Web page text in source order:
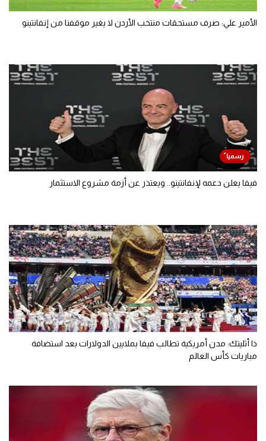
الأمير علي: صرف مستحقات منتخب الأردن لا يغير موقفنا من إنفانتينو
فيفا يعلن دعمه لإنفانتينو.. ويعتذر عن أزمة مشروع الاستثمار
ذا أثليتك: مدن أمريكية تطالب فيفا بملايين الدولارات بعد استضافة
مباريات كأس العالم